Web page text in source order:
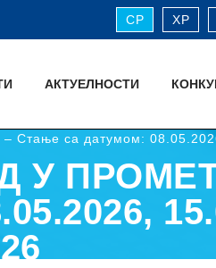
СР ХР
АКТУЕЛНОСТИ
– Стање са датумом:
У